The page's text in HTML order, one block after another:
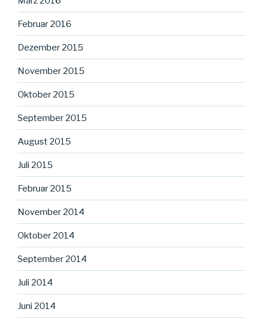
Februar 2016
Dezember 2015
November 2015
Oktober 2015
September 2015
August 2015
Juli 2015
Februar 2015
November 2014
Oktober 2014
September 2014
Juli 2014
Juni 2014